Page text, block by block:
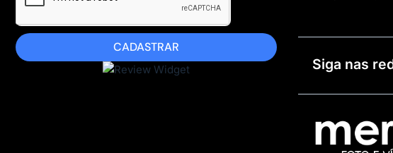
CADASTRAR
Siga nas